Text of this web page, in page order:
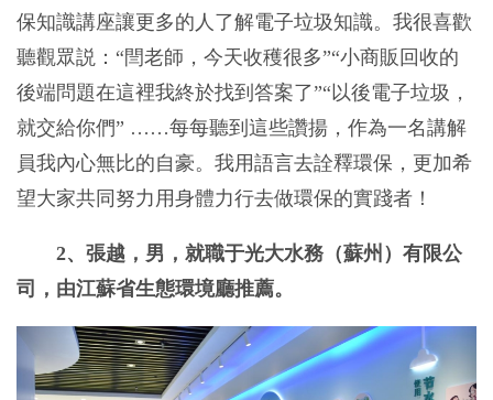
保知識講座讓更多的人了解電子垃圾知識。我很喜歡
聽觀眾説：“閆老師，今天收穫很多”“小商販回收的
後端問題在這裡我終於找到答案了”“以後電子垃圾，
就交給你們” ……每每聽到這些讚揚，作為一名講解
員我內心無比的自豪。我用語言去詮釋環保，更加希
望大家共同努力用身體力行去做環保的實踐者！
2、張越，男，就職于光大水務（蘇州）有限公
司，由江蘇省生態環境廳推薦。